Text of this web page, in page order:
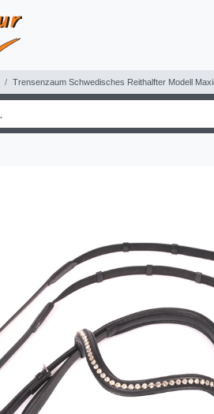
Trensenzaum Schwedisches Reithalfter Modell